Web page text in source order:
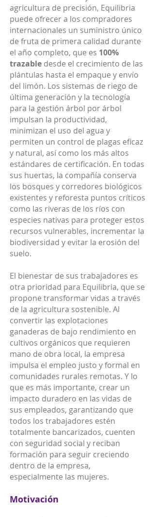
agricultura de precisión, Equilibria
puede ofrecer a los compradores
internacionales un suministro único
de fruta de primera calidad durante
el año completo, que es 100%
trazable desde el crecimiento de las
plántulas hasta el empaque y envío
del limón. Los sistemas de riego de
última generación y la tecnología
para la gestión árbol por árbol
impulsan la productividad,
minimizan el uso del agua y
permiten un control de plagas eficaz
y natural, así como los más altos
estándares de certificación. En todas
sus huertas, la compañía conserva
los bosques y corredores biológicos
existentes y reforesta puntos críticos
como las riveras de los ríos con
especies nativas para proteger estos
recursos vulnerables, incrementar la
biodiversidad y evitar la erosión del
suelo.
El bienestar de sus trabajadores es
otra prioridad para Equilibria, que se
propone transformar vidas a través
de la agricultura sostenible. Al
convertir las explotaciones
ganaderas de bajo rendimiento en
cultivos orgánicos que requieren
mano de obra local, la empresa
impulsa el empleo justo y formal en
comunidades rurales remotas. Y lo
que es más importante, crear un
impacto duradero en las vidas de
sus empleados, garantizando que
todos los trabajadores estén
totalmente bancarizados, cuenten
con seguridad social y reciban
formación para seguir creciendo
dentro de la empresa,
especialmente las mujeres.
Motivación